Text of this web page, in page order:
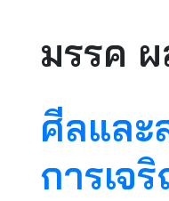
มรรค
ศีลและ
การเ